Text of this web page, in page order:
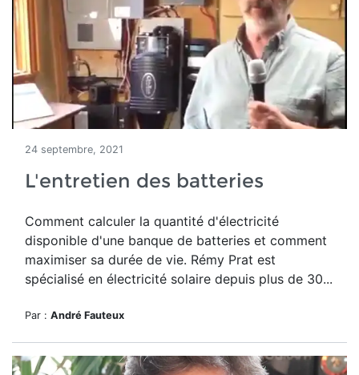
24 septembre, 2021
L'entretien des batteries
Comment calculer la quantité d'électricité
disponible d'une banque de batteries et comment
maximiser sa durée de vie. Rémy Prat est
spécialisé en électricité solaire depuis plus de 30...
Par : André Fauteux